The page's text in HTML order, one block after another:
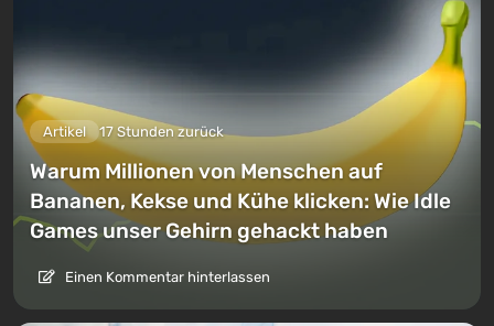
Artikel 17 Stunden zurück
Warum Millionen von Menschen auf
Bananen, Kekse und Kühe klicken: Wie Idle
Games unser Gehirn gehackt haben
Einen Kommentar hinterlassen